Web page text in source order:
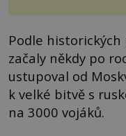
Podle
začaly někdy po
ustupoval od
k velké bitvě s
na 3000 vojáků.